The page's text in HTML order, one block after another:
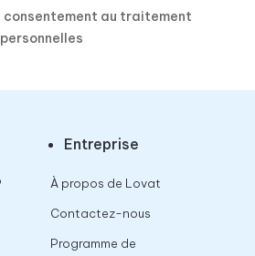
consentement au traitement
Entreprise
À propos de Lovat
Contactez-nous
Programme de